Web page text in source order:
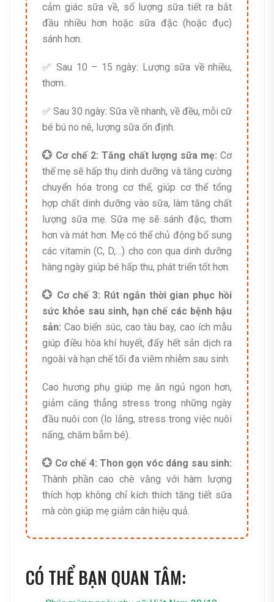
cảm giác sữa về, số lượng sữa tiết ra bắt
đầu nhiều hơn hoặc sữa đặc (hoặc đục)
sánh hơn.
✅ Sau 10 – 15 ngày: Lượng sữa về nhiều,
thơm.
✅ Sau 30 ngày: Sữa về nhanh, về đều, mỗi cữ
bé bú no nê, lượng sữa ổn định.
💮 Cơ chế 2: Tăng chất lượng sữa mẹ: Cơ
thể mẹ sẽ hấp thụ dinh dưỡng và tăng cường
chuyển hóa trong cơ thể, giúp cơ thể tổng
hợp chất dinh dưỡng vào sữa, làm tăng chất
lượng sữa mẹ. Sữa mẹ sẽ sánh đặc, thơm
hơn và mát hơn. Mẹ có thể chủ động bổ sung
các vitamin (C, D,…) cho con qua dinh dưỡng
hàng ngày giúp bé hấp thu, phát triển tốt hơn.
💮 Cơ chế 3: Rút ngắn thời gian phục hồi
sức khỏe sau sinh, hạn chế các bệnh hậu
sản: Cao biển súc, cao tàu bay, cao ích mẫu
giúp điều hòa khí huyết, đẩy hết sản dịch ra
ngoài và hạn chế tối đa viêm nhiễm sau sinh.
Cao hương phụ giúp mẹ ăn ngủ ngon hơn,
giảm căng thẳng stress trong những ngày
đầu nuôi con (lo lắng, stress trong việc nuôi
nấng, chăm bẵm bé).
💮 Cơ chế 4: Thon gọn vóc dáng sau sinh:
Thành phần cao chè vằng với hàm lượng
thích hợp không chỉ kích thích tăng tiết sữa
mà còn giúp mẹ giảm cân hiệu quả.
CÓ THỂ BẠN QUAN TÂM: